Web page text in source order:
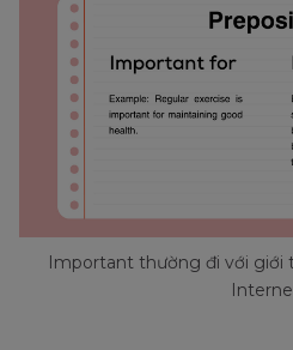
Important thường đi với giới